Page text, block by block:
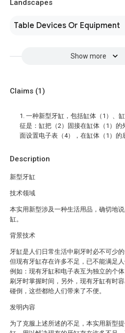
Landscapes
Table Devices Or Equipment
Show more
Description
新型牙缸
技术领域
本实用新型涉及一种生活用品，确切地
缸。
背景技术
牙缸是人们日常生活中刷牙时必不可少的
但现有牙缸存在许多不足，已不能满足人
例如：现有牙缸和电子表互为独立的个
刷牙时掌握时间，另外，现有牙缸有时
碰倒，这些都给人们带来了不便。
发明内容
为了克服上述所述的不足，本实用新型
Claims (1)
1. 一种新型牙缸，包括缸体（1）、
征是：缸把（2）固接在缸体（1）
面设置电子表（4），在缸体（1）的